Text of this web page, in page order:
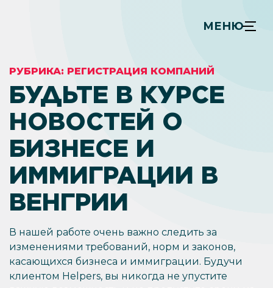
МЕНЮ
РУБРИКА: РЕГИСТРАЦИЯ КОМПАНИЙ
БУДЬТЕ В КУРСЕ
НОВОСТЕЙ О
БИЗНЕСЕ И
ИММИГРАЦИИ В
ВЕНГРИИ
В нашей работе очень важно следить за
изменениями требований, норм и законов,
касающихся бизнеса и иммиграции. Будучи
клиентом Helpers, вы никогда не упустите